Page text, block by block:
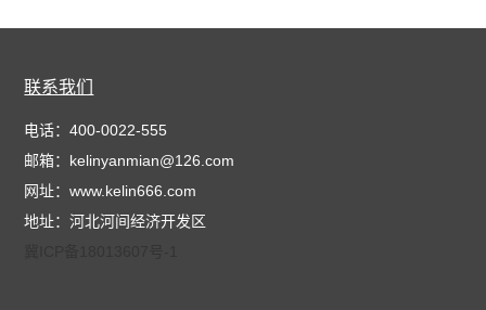
联系我们
电话：400-0022-555
邮箱：kelinyanmian@126.com
网址：www.kelin666.com
地址：河北河间经济开发区